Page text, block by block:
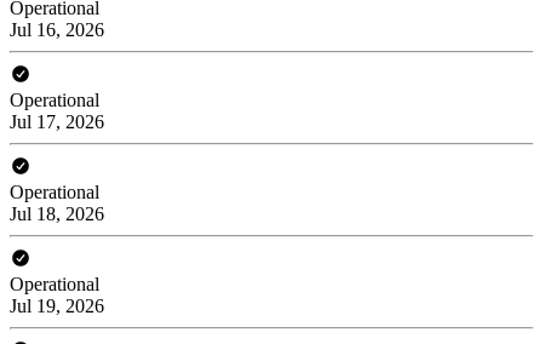
Operational
Jul 16, 2026
Operational
Jul 17, 2026
Operational
Jul 18, 2026
Operational
Jul 19, 2026